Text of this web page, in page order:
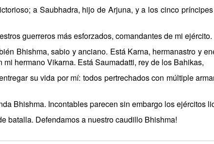
a Saubhadra, hijo de Arjuna, y a los cinco
guerreros más esforzados, comandantes de mi
Bhishma, sabio y anciano. Está Karna, hermanastro y
hermano Vikarna. Está Saumadatti, rey de los Bahikas,
su vida por mí: todos pertrechados con múltiple
Bhishma. Incontables parecen sin embargo los ejércitos
batalla. Defendamos a nuestro caudillo Bhishma!